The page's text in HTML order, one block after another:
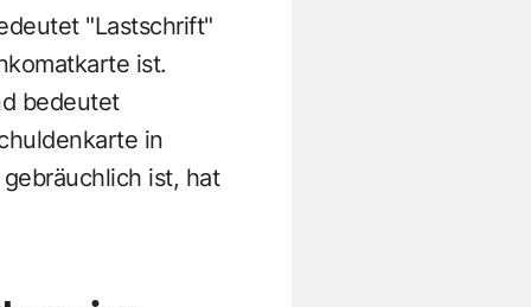
"Lastschrift"
ist.
bedeutet
in
ist, hat